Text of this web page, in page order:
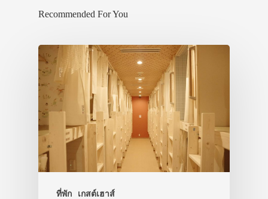
Recommended For You
ที่พัก เกสต์เฮาส์
ประเทศญี่ปุ่น